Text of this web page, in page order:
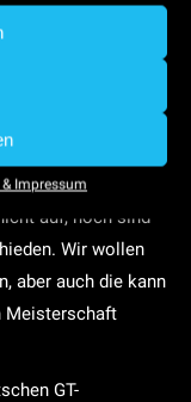
Impressum
mich jetzt um
nichts. Es ist ja
Teampartner
der
16 Punkte an.
auf, noch sind
Wir wollen
aber auch die kann
Meisterschaft
GT-